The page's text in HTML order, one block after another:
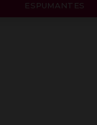
ESPUMANTES